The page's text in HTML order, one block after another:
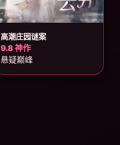
高潮庄园谜案
9.8 神作
悬疑巅峰